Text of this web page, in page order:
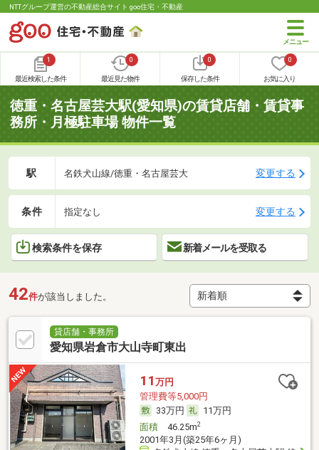
NTTグループ運営の不動産総合サイト goo住宅・不動産
1
最近検索した条件
0
最近見た物件
0
保存した条件
0
お気に入り
徳重・名古屋芸大駅(愛知県)の賃貸店舗・賃貸事
務所・月極駐車場 物件一覧
駅 名鉄犬山線/徳重・名古屋芸大 変更する
条件 指定なし 変更する
検索条件を保存 新着メールを受取る
42件が該当しました。
貸店舗・事務所
愛知県岩倉市大山寺町東出
11 万円
管理費等5,000円
33万円
11万円
面積46.25m2
2001年3月(築25年6ヶ月)